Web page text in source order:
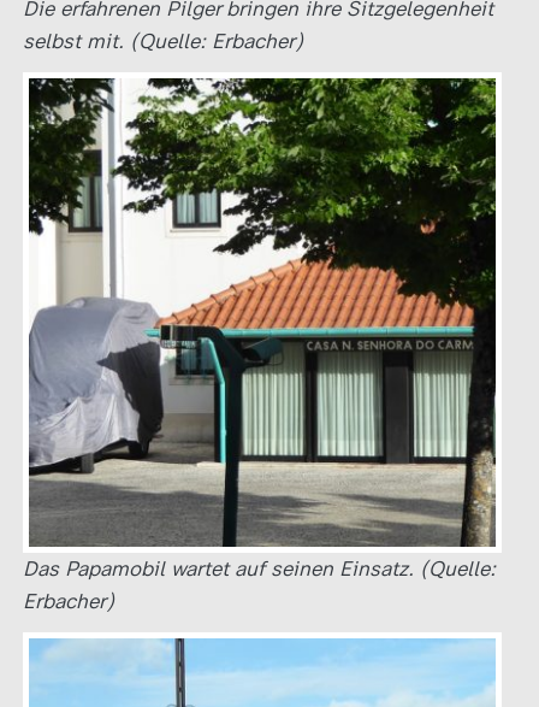
Die erfahrenen Pilger bringen ihre Sitzgelegenheit
selbst mit. (Quelle: Erbacher)
Das Papamobil wartet auf seinen Einsatz. (Quelle:
Erbacher)